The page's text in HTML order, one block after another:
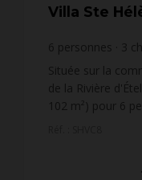
Villa Ste
6 personnes 3
wi-fi
Située sur la
de la Rivière
102 m²) pour 6